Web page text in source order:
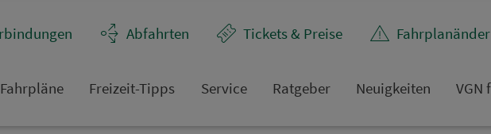
Abfahrten Tickets & Preise
Frei­zeit-Tipps Service Rat­ge­ber Neuigkeiten VGN